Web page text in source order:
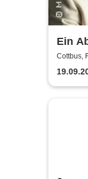
Ein
mit
Cottbus,